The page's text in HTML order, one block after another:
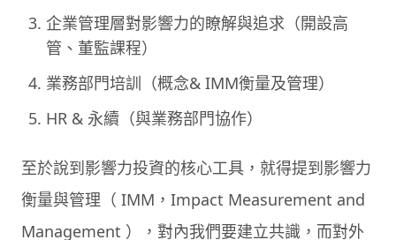
企業管理層對影響力的瞭解與追求（開設高
管、董監課程）
業務部門培訓（概念& IMM衡量及管理）
HR & 永續（與業務部門協作）
至於說到影響力投資的核心工具，就得提到影響力
衡量與管理（ IMM，Impact Measurement and
Management ），對內我們要建立共識，而對外